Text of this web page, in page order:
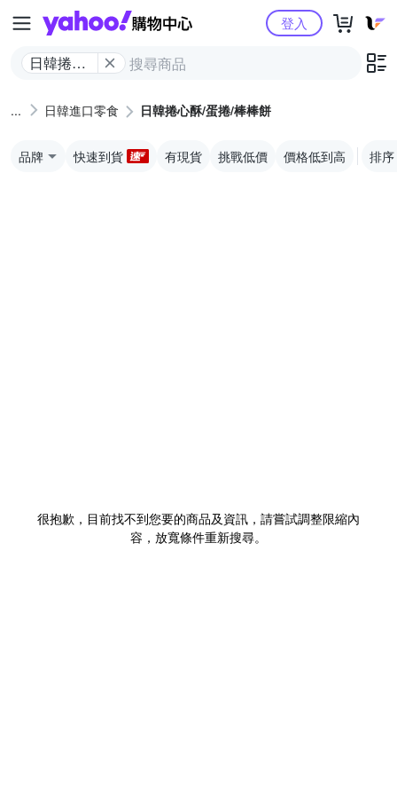
Yahoo購物中心
日韓捲心
棒餅
登入
日韓進口零食 日韓捲心酥/蛋捲/棒棒餅
品牌 快速到貨 有現貨 挑戰低價 價格低到高 排序
很抱歉，目前找不到您要的商品及資訊，請嘗試調整限縮內
容，放寬條件重新搜尋。